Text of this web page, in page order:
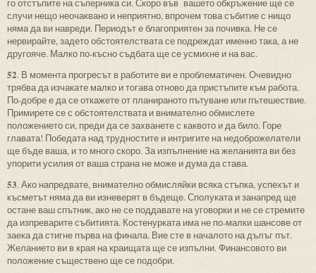
го отстъпите на съперника си. Скоро във вашето обкръжение ще се
случи нещо неочаквано и неприятно, впрочем това събитие с нищо
няма да ви навреди. Периодът е благоприятен за почивка. Не се
нервирайте, задето обстоятелствата се подреждат именно така, а не
другояче. Малко по-късно съдбата ще се усмихне и на вас.
52. В момента прогресът в работите ви е проблематичен. Очевидно
трябва да изчакате малко и тогава отново да пристъпите към работа.
По-добре е да се откажете от планираното пътуване или пътешествие.
Примирете се с обстоятелствата и внимателно обмислете
положението си, преди да се захванете с каквото и да било. Горе
главата! Победата над трудностите и интригите на недоброжелатели
ще бъде ваша, и то много скоро. За изпълнение на желанията ви без
упорити усилия от ваша страна не може и дума да става.
53. Ако напредвате, внимателно обмисляйки всяка стъпка, успехът и
късметът няма да ви изневерят в бъдеще. Сполуката и занапред ще
остане ваш спътник, ако не се поддавате на уговорки и не се стремите
да изпреварите събитията. Костенурката има не по-малки шансове от
заека да стигне първа на финала. Вие сте в началото на дълъг път.
Желанието ви в края на краищата ще се изпълни. Финансовото ви
положение съществено ще се подобри.